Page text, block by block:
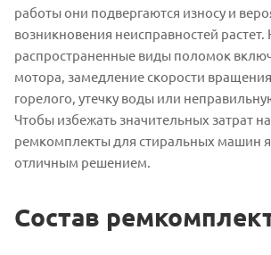
работы они подвергаются износу и
возникновения неисправностей
распространенные виды поломок
мотора, замедление скорости
горелого, утечку воды или
Чтобы избежать значительных затрат
ремкомплекты для стиральных машин
отличным решением.
Состав